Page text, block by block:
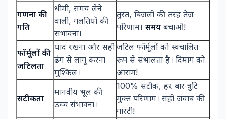
गणना की
गति
धीमी, समय लेने
वाली, गलतियों की
संभावना।
तुरंत, बिजली की तरह तेज़
परिणाम। समय बचाओ!
फॉर्मूलों की
जटिलता
याद रखना और सही
ढंग से लागू करना
मुश्किल।
जटिल फॉर्मूलों को स्वचालित
रूप से संभालता है। दिमाग को
आराम!
सटीकता
मानवीय भूल की
उच्च संभावना।
100% सटीक, हर बार त्रुटि
मुक्त परिणाम। सही जवाब की
गारंटी!